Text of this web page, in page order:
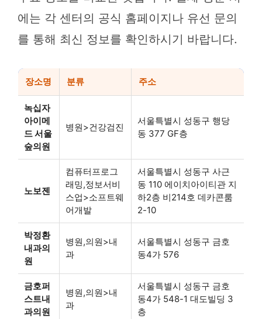
에는 각 센터의 공식 홈페이지나 유선 문의
를 통해 최신 정보를 확인하시기 바랍니다.
장소명 분류 주소
녹십자
아이메
드 서울
숲의원
병원>건강검진
서울특별시 성동구 행당
동 377 GF층
노보젠
컴퓨터프로그
래밍,정보서비
스업>소프트웨
어개발
서울특별시 성동구 사근
동 110 에이치아이티관 지
하2층 비214호 데카콘룸
2-10
박정환
내과의
원
병원,의원>내
과
서울특별시 성동구 금호
동4가 576
금호퍼
스트내
과의원
병원,의원>내
과
서울특별시 성동구 금호
동4가 548-1 대도빌딩 3
층